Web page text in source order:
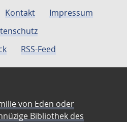
Kontakt
Impressum
RSS-Feed
von Eden oder
Bibliothek des